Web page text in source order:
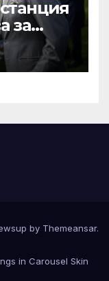
за
by Themeansar.
in Carousel Skin